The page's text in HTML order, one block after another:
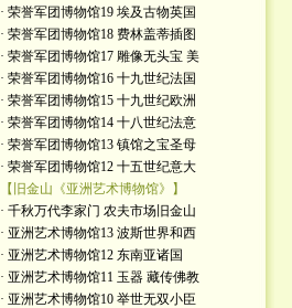
· 荣誉军团博物馆19 埃及古物英国
· 荣誉军团博物馆18 费林盖蒂插图
· 荣誉军团博物馆17 雕像无头宝 美
· 荣誉军团博物馆16 十九世纪法国
· 荣誉军团博物馆15 十九世纪欧洲
· 荣誉军团博物馆14 十八世纪法意
· 荣誉军团博物馆13 镇馆之宝圣母
· 荣誉军团博物馆12 十五世纪意大
【旧金山《亚洲艺术博物馆》】
· 千秋万代李家门 农夫市场旧金山
· 亚洲艺术博物馆13 波斯世界和西
· 亚洲艺术博物馆12 东南亚诸国
· 亚洲艺术博物馆11 玉器 藏传佛教
· 亚洲艺术博物馆10 举世无双小臣